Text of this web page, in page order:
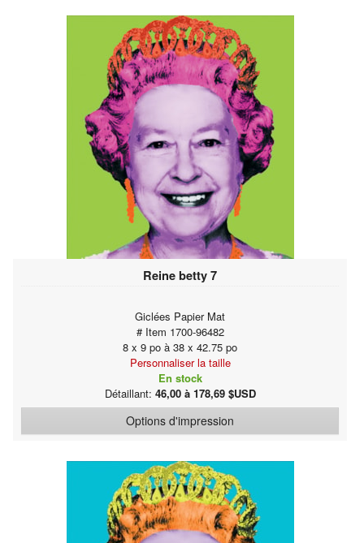
Reine betty 7
Giclées Papier Mat
# Item 1700-96482
8 x 9 po à 38 x 42.75 po
Personnaliser la taille
En stock
Détaillant: 46,00 à 178,69 $USD
Options d'impression